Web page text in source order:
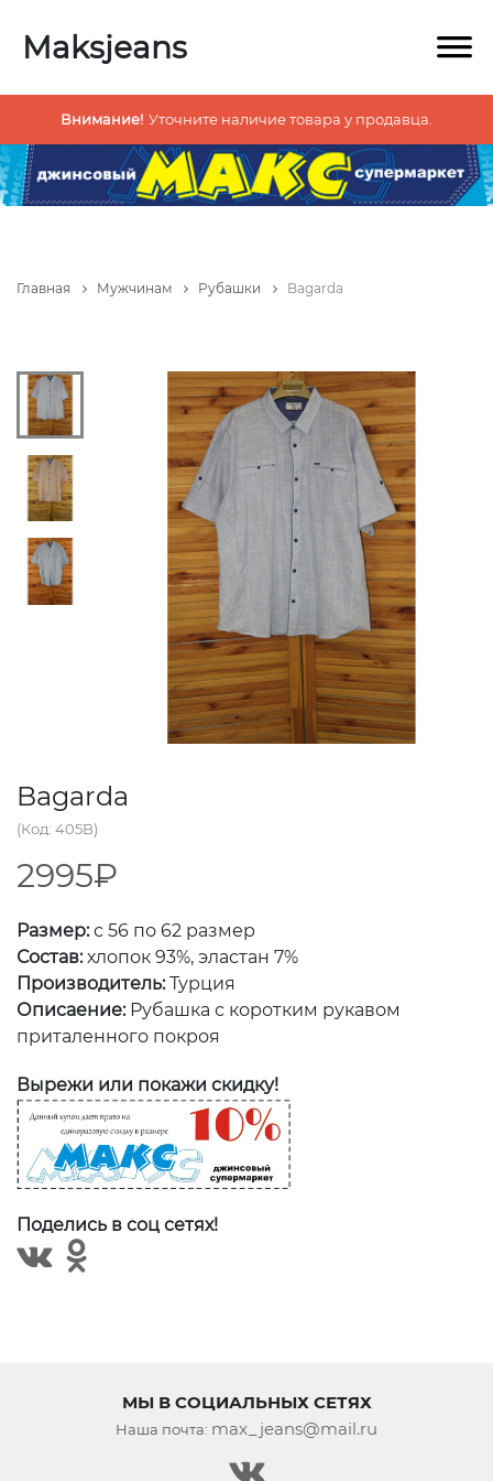
Maksjeans
Внимание! Уточните наличие товара у продавца.
Главная Мужчинам Рубашки Bagarda
Bagarda
(Код: 405B)
2995₽
Размер:с 56 по 62 размер
Состав:хлопок 93%, эластан 7%
Производитель:Турция
Описаение:Рубашка с коротким рукавом
приталенного покроя
Вырежи или покажи скидку!
Поделись в соц сетях!
МЫ В СОЦИАЛЬНЫХ СЕТЯХ
Наша почта: max_jeans@mail.ru